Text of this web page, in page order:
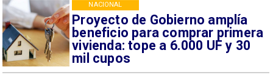
Proyecto de Gobierno amplía
beneficio para comprar primera
vivienda: tope a 6.000 UF y 30
mil cupos
NACIONAL